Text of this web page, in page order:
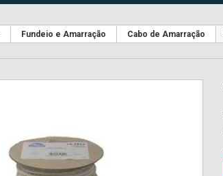
Fundeio e Amarração Cabo de Amarração